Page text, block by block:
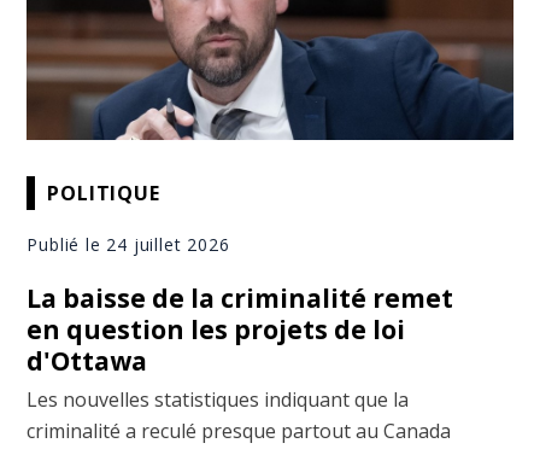
POLITIQUE
Publié le 24 juillet 2026
La baisse de la criminalité remet
en question les projets de loi
d'Ottawa
Les nouvelles statistiques indiquant que la
criminalité a reculé presque partout au Canada